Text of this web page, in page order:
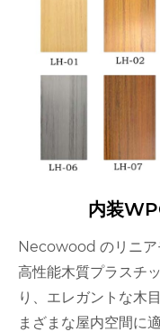
内装
Necowood のリニア
高性能木質プラスチ
り、エレガントな木
まざまな屋内空間に